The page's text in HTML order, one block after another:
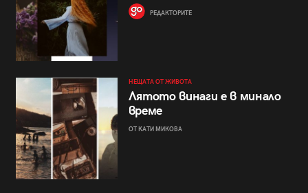
РЕДАКТОРИТЕ
НЕЩАТА ОТ ЖИВОТА
Лятото винаги е в минало
време
ОТ КАТИ МИКОВА